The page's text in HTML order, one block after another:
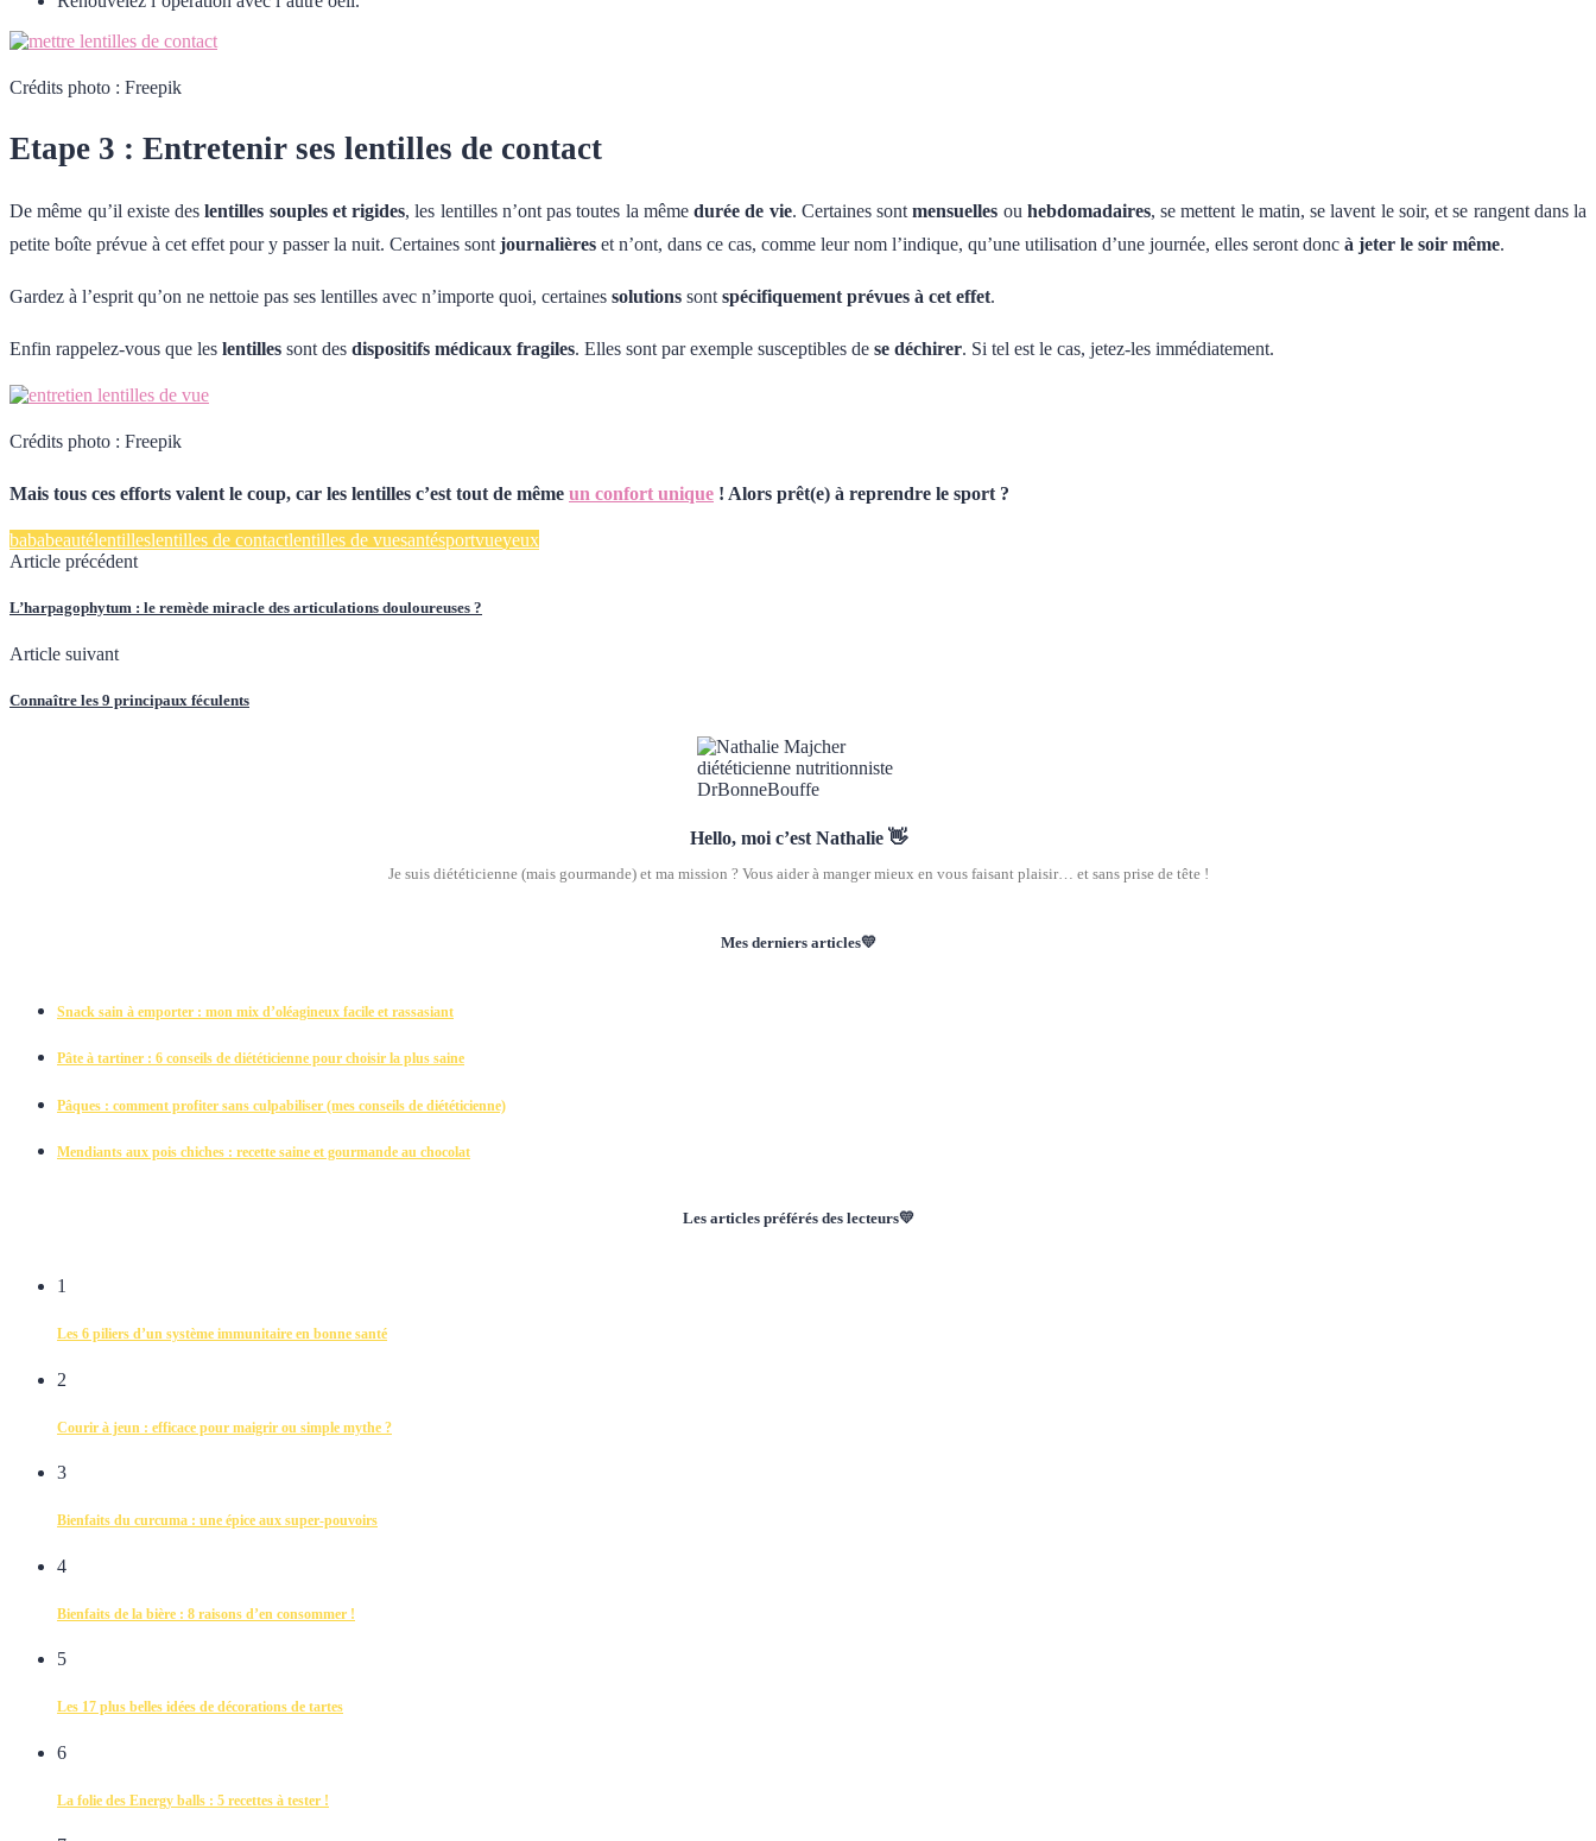
Crédits photo : Freepik
Etape 3 : Entretenir ses lentilles de contact
De même qu’il existe deslentilles souples et rigides, les lentilles n’ont pas toutes la mêmedurée de vie. Certaines sontmensuelles ou hebdomadaires, se mettent le matin, se lavent le soir, et se rangent dans la
petite boîte prévue à cet effet pour y passer la nuit. Certaines sont journalières et n’ont, dans ce cas, comme leur nom l’indique, qu’une utilisation d’une journée, elles seront donc à jeter le soir même.
Gardez à l’esprit qu’on ne nettoie pas ses lentilles avec n’importe quoi, certaines solutions sont spécifiquement prévues à cet effet.
Enfin rappelez-vous que les lentilles sont des dispositifs médicaux fragiles. Elles sont par exemple susceptibles de se déchirer. Si tel est le cas, jetez-les immédiatement.
Crédits photo : Freepik
Mais tous ces efforts valent le coup, car les lentilles c’est tout de même un confort unique ! Alors prêt(e) à reprendre le sport ?
bababeautélentilleslentilles de contactlentilles de vuesantésportvueyeux
Article précédent
L’harpagophytum : le remède miracle des articulations douloureuses ?
Article suivant
Connaître les 9 principaux féculents
Hello, moi c’est Nathalie 👋
Je suis diététicienne (mais gourmande) et ma mission ? Vous aider à manger mieux en vous faisant plaisir… et sans prise de tête !
Mes derniers articles💛
Snack sain à emporter : mon mix d’oléagineux facile et rassasiant
Pâte à tartiner : 6 conseils de diététicienne pour choisir la plus saine
Pâques : comment profiter sans culpabiliser (mes conseils de diététicienne)
Mendiants aux pois chiches : recette saine et gourmande au chocolat
Les articles préférés des lecteurs💛
1
Les 6 piliers d’un système immunitaire en bonne santé
2
Courir à jeun : efficace pour maigrir ou simple mythe ?
3
Bienfaits du curcuma : une épice aux super-pouvoirs
4
Bienfaits de la bière : 8 raisons d’en consommer !
5
Les 17 plus belles idées de décorations de tartes
6
La folie des Energy balls : 5 recettes à tester !